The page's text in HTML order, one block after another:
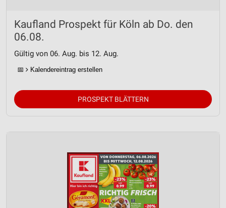
Kaufland Prospekt für Köln ab Do. den
06.08.
Gültig von 06. Aug. bis 12. Aug.
📅 Kalendereintrag erstellen
PROSPEKT BLÄTTERN